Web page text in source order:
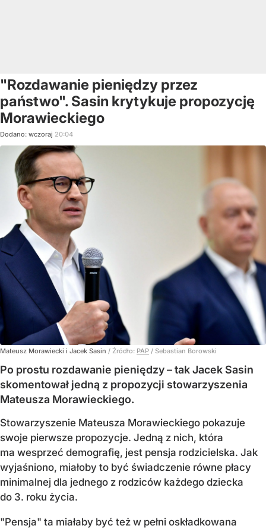
"Rozdawanie pieniędzy przez
państwo". Sasin krytykuje propozycję
Morawieckiego
Dodano: wczoraj 20:04
Mateusz Morawiecki i Jacek Sasin / Źródło: PAP / Sebastian Borowski
Po prostu rozdawanie pieniędzy – tak Jacek Sasin
skomentował jedną z propozycji stowarzyszenia
Mateusza Morawieckiego.
Stowarzyszenie Mateusza Morawieckiego pokazuje
swoje pierwsze propozycje. Jedną z nich, która
ma wesprzeć demografię, jest pensja rodzicielska. Jak
wyjaśniono, miałoby to być świadczenie równe płacy
minimalnej dla jednego z rodziców każdego dziecka
do 3. roku życia.
"Pensja" ta miałaby być też w pełni oskładkowana